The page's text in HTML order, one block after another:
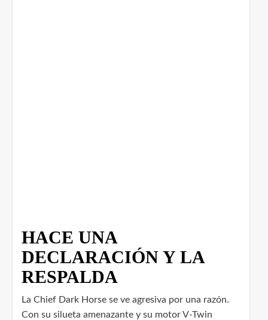
HACE UNA
DECLARACIÓN Y LA
RESPALDA
La Chief Dark Horse se ve agresiva por una razón.
Con su silueta amenazante y su motor V-Twin